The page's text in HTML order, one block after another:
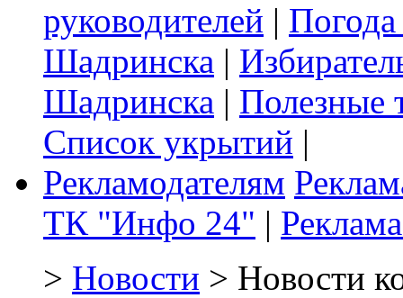
руководителей |
Шадринска |
Шадринска | Полезные
Список укрытий |
Рекламодателям
ТК "Инфо 24" |
> Новости > Новости